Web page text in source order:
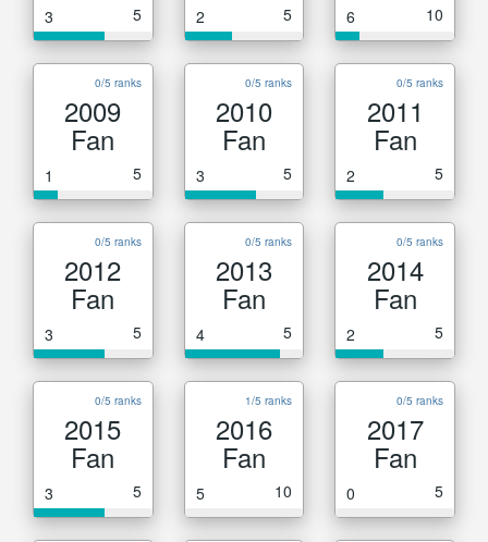
3 5 2 5 6 10
0/5 ranks
2009
Fan
1 5
0/5 ranks
2010
Fan
3 5
0/5 ranks
2011
Fan
2 5
0/5 ranks
2012
Fan
3 5
0/5 ranks
2013
Fan
4 5
0/5 ranks
2014
Fan
2 5
0/5 ranks
2015
Fan
3 5
1/5 ranks
2016
Fan
5 10
0/5 ranks
2017
Fan
0 5